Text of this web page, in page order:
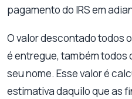
pagamento do IRS em
O valor descontado todos
é entregue, também todos
seu nome. Esse valor é
estimativa daquilo que as